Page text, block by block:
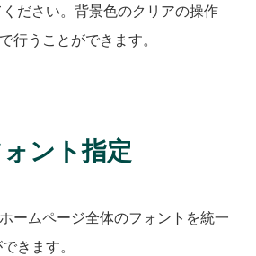
ださい。背景色のクリアの操作
行うことができます。
ント指定
ームページ全体のフォントを統一
きます。